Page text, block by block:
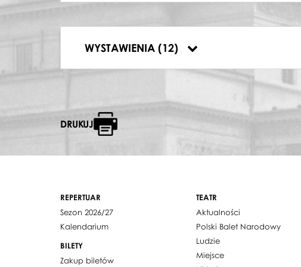
WYSTAWIENIA (12)
01.04.2016, Teatr Wielki – Opera Narodowa,
02.04.2016, Teatr Wielki – Opera Narodowa,
05.04.2016, Teatr Wielki – Opera Narodowa,
DRUKUJ
REPERTUAR
Sezon 2026/27
Kalendarium
BILETY
Zakup biletów
TEATR
Aktualności
Polski Balet Narodowy
Ludzie
Miejsce